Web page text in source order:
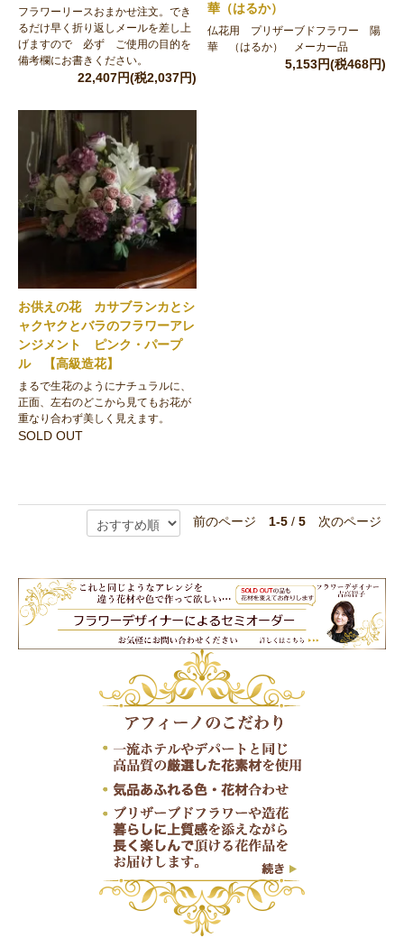
フラワーリースおまかせ注文。でき
るだけ早く折り返しメールを差し上
げますので 必ず ご使用の目的を
備考欄にお書きください。
22,407円(税2,037円)
華（はるか）
仏花用 プリザーブドフラワー 陽
華 （はるか） メーカー品
5,153円(税468円)
お供えの花 カサブランカとシ
ャクヤクとバラのフラワーアレ
ンジメント ピンク・パープ
ル 【高級造花】
まるで生花のようにナチュラルに、
正面、左右のどこから見てもお花が
重なり合わず美しく見えます。
SOLD OUT
前のページ 1-5 / 5 次のページ